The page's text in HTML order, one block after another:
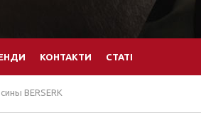
КОНТАКТИ СТАТІ
BERSERK